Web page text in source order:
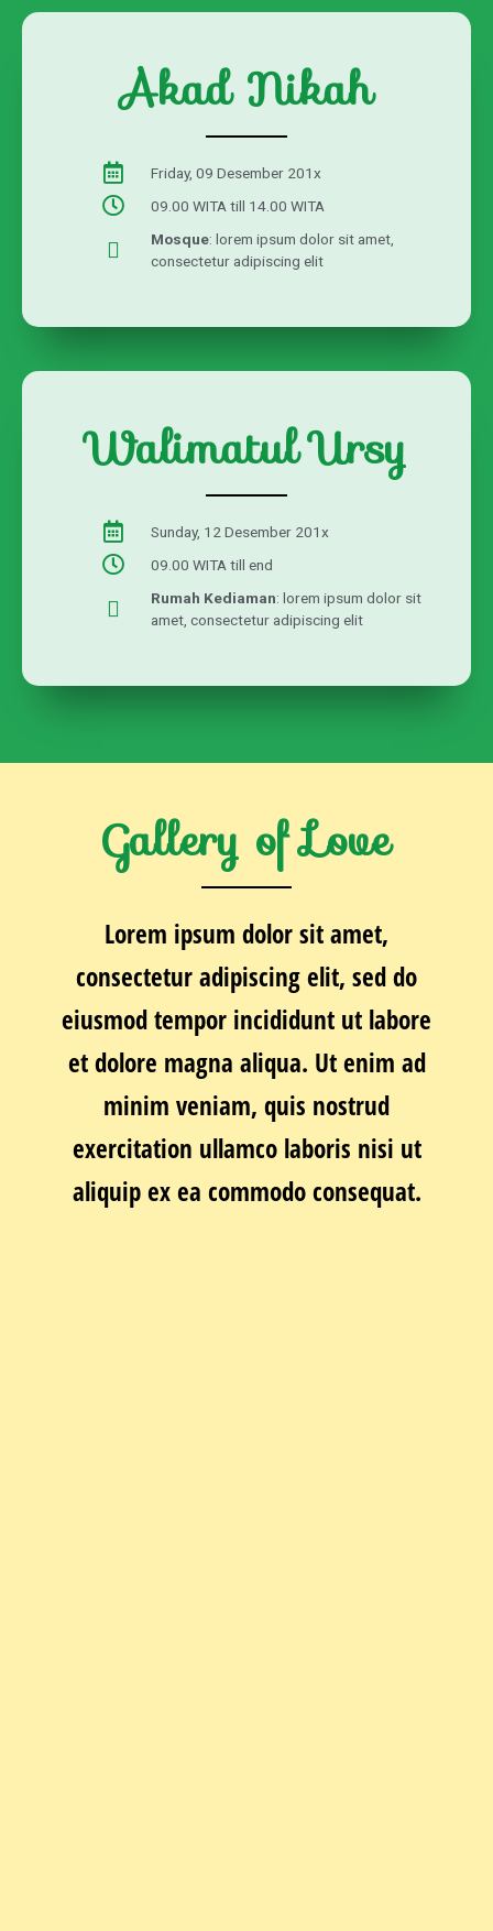
Akad Nikah
Friday, 09 Desember 201x
09.00 WITA till 14.00 WITA
Mosque: lorem ipsum dolor sit amet,
consectetur adipiscing elit
Walimatul Ursy
Sunday, 12 Desember 201x
09.00 WITA till end
Rumah Kediaman: lorem ipsum dolor sit
amet, consectetur adipiscing elit
Gallery of Love
Lorem ipsum dolor sit amet,
consectetur adipiscing elit, sed do
eiusmod tempor incididunt ut labore
et dolore magna aliqua. Ut enim ad
minim veniam, quis nostrud
exercitation ullamco laboris nisi ut
aliquip ex ea commodo consequat.